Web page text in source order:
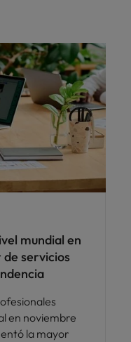
mundial en
servicios
en noviembre
la mayor